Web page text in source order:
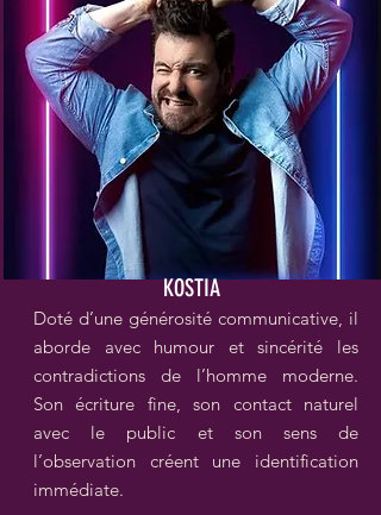
KOSTIA
Doté d’une générosité communicative, il
aborde avec humour et sincérité les
contradictions de l’homme moderne.
Son écriture fine, son contact naturel
avec le public et son sens de
l’observation créent une identification
immédiate.